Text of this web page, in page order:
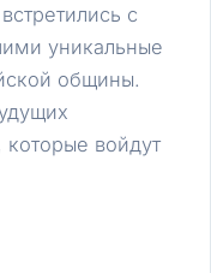
с
уникальные
общины.
войдут